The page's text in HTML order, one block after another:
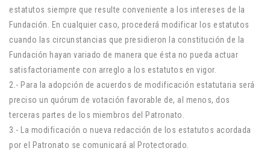
estatutos siempre que resulte conveniente a los intereses de la
Fundación. En cualquier caso, procederá modificar los estatutos
cuando las circunstancias que presidieron la constitución de la
Fundación hayan variado de manera que ésta no pueda actuar
satisfactoriamente con arreglo a los estatutos en vigor.
2.- Para la adopción de acuerdos de modificación estatutaria será
preciso un quórum de votación favorable de, al menos, dos
terceras partes de los miembros del Patronato.
3.- La modificación o nueva redacción de los estatutos acordada
por el Patronato se comunicará al Protectorado.